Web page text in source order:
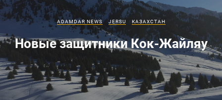
ADAMDAR NEWS JERSU КАЗАХСТАН
Новые защитники Кок‑Жайляу